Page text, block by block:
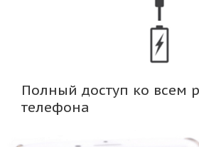
Полный доступ ко всем
телефона